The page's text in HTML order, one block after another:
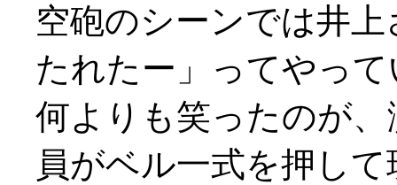
空砲のシーンでは井
たれたー」ってやっ
何よりも笑ったのが
員がベル一式を押し